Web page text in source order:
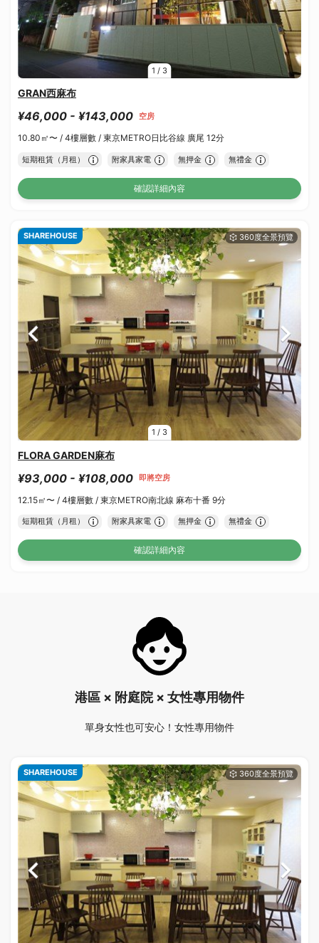
1 / 3
GRAN西麻布
¥46,000 - ¥143,000 空房
10.80㎡〜 / 4樓層數 / 東京METRO日比谷線 廣尾 12分
短期租賃（月租） 附家具家電 無押金 無禮金
確認詳細內容
1 / 3
SHAREHOUSE
FLORA GARDEN麻布
¥93,000 - ¥108,000 即將空房
12.15㎡〜 / 4樓層數 / 東京METRO南北線 麻布十番 9分
短期租賃（月租） 附家具家電 無押金 無禮金
確認詳細內容
港區 × 附庭院 × 女性專用物件
單身女性也可安心！女性專用物件
SHAREHOUSE